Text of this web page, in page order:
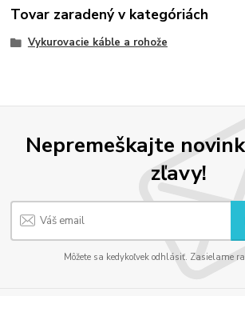
Tovar zaradený v kategóriách
Vykurovacie káble a rohože
Nepremeškajte
zľavy!
Môžete sa kedykoľvek odhlásiť. Zasielame